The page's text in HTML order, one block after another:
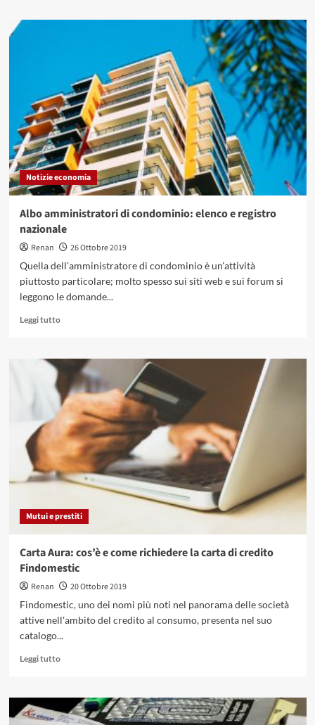
su
euro:
cos’è,
a
cosa
serve
e
quando
si
Notizie economia
Albo amministratori di condominio: elenco e registro
nazionale
Renan
26 Ottobre 2019
Quella dell'amministratore di condominio è un'attività
piuttosto particolare; molto spesso sui siti web e sui forum si
leggono le domande...
Leggi tuttoLeggi
su
amministratori
di
condominio:
elenco
e
registro
nazionale
Mutui e prestiti
Carta Aura: cos’è e come richiedere la carta di credito
Findomestic
Renan
20 Ottobre 2019
Findomestic, uno dei nomi più noti nel panorama delle società
attive nell'ambito del credito al consumo, presenta nel suo
catalogo...
Leggi tuttoLeggi
su
Carta